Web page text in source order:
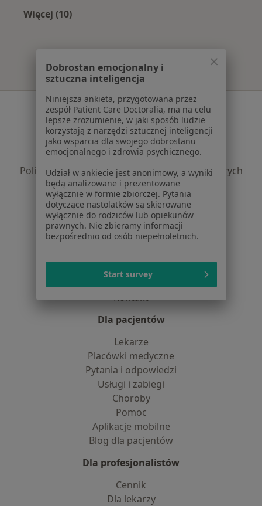
Więcej (10)
Serwis
Regulamin
Polityka prywatności pacjentów
Polityka prywatności profesjonalistów
Polityka prywatności dla profesjonalistów, których
dane pozyskaliśmy samodzielnie
Polityka cookies
Jak działają wyniki wyszukiwania
Dostępność
O nas
Partnerzy
Centrum prasowe
Kontakt
Dla pacjentów
Lekarze
Placówki medyczne
Pytania i odpowiedzi
Usługi i zabiegi
Choroby
Pomoc
Aplikacje mobilne
Blog dla pacjentów
Dla profesjonalistów
Cennik
Dla lekarzy
Dobrostan emocjonalny i
sztuczna inteligencja
Niniejsza ankieta, przygotowana przez
zespół Patient Care Doctoralia, ma na celu
lepsze zrozumienie, w jaki sposób ludzie
korzystają z narzędzi sztucznej inteligencji
jako wsparcia dla swojego dobrostanu
emocjonalnego i zdrowia psychicznego.
Udział w ankiecie jest anonimowy, a wyniki
będą analizowane i prezentowane
wyłącznie w formie zbiorczej. Pytania
dotyczące nastolatków są skierowane
wyłącznie do rodziców lub opiekunów
prawnych. Nie zbieramy informacji
bezpośrednio od osób niepełnoletnich.
Start survey